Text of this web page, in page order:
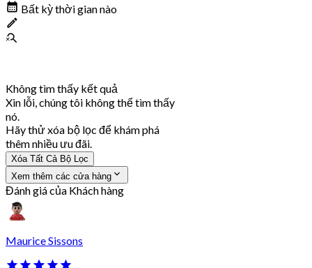
Bất kỳ thời gian nào
Không tìm thấy kết quả
Xin lỗi, chúng tôi không thể tìm thấy
nó.
Hãy thử xóa bộ lọc để khám phá
thêm nhiều ưu đãi.
Xóa Tất Cả Bộ Lọc
Xem thêm các cửa hàng
Đánh giá của Khách hàng
Maurice Sissons